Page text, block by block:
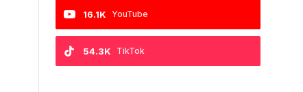
YouTube
16.1K
TikTok
54.3K